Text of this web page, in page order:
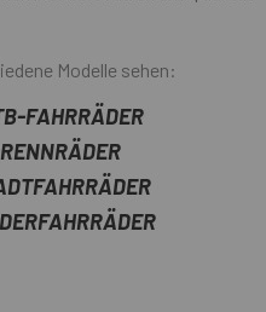
Modelle sehen:
FAHRRÄDER